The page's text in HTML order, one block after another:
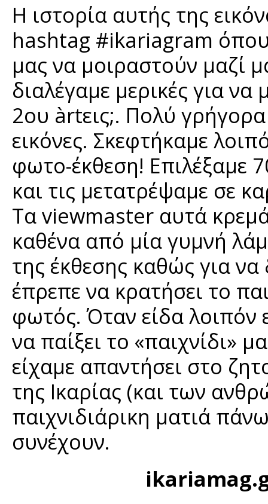
Η ιστορία αυτής της
hashtag #ikariagram
μας να μοιραστούν μαζί
διαλέγαμε μερικές για
2ου àrtεις;. Πολύ
εικόνες. Σκεφτήκαμε
φωτο-έκθεση! Επιλέξαμε
και τις μετατρέψαμε σε
Τα viewmaster αυτά
καθένα από μία γυμνή
της έκθεσης καθώς για να
έπρεπε να κρατήσει το
φωτός. Όταν είδα λοιπόν
να παίξει το «παιχνίδι»
είχαμε απαντήσει στο
της Ικαρίας (και των
παιχνιδιάρικη ματιά
συνέχουν.